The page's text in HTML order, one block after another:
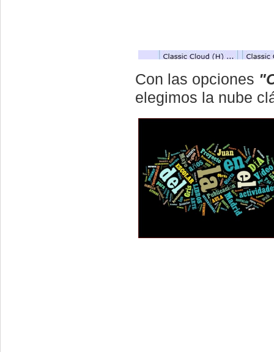
Con las opciones
elegimos la nube